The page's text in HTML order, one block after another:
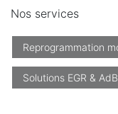
Nos services
Reprogrammation
Solutions EGR &